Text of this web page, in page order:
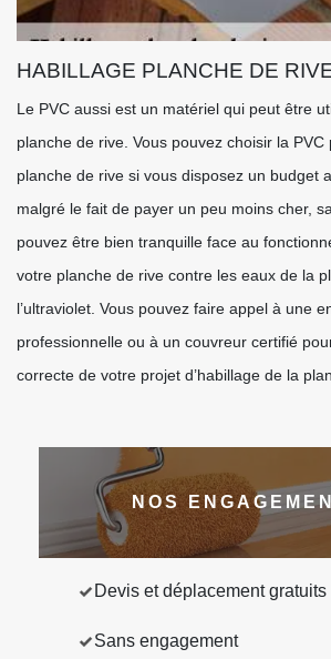
HABILLAGE PLANCHE DE
Le PVC aussi est un matériel qui peut être
planche de rive. Vous pouvez choisir la
planche de rive si vous disposez un budget
malgré le fait de payer un peu moins cher,
pouvez être bien tranquille face au
votre planche de rive contre les eaux de la
l’ultraviolet. Vous pouvez faire appel à une
professionnelle ou à un couvreur certifié
correcte de votre projet d’habillage de la
NOS
Devis et déplacement gratuits
Sans engagement